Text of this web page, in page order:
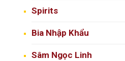
Spirits
Bia Nhập Khẩu
Sâm Ngọc Linh